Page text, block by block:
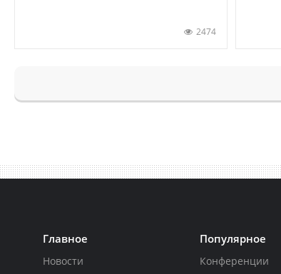
2474
Главное
Новости
Популярное
Конференции